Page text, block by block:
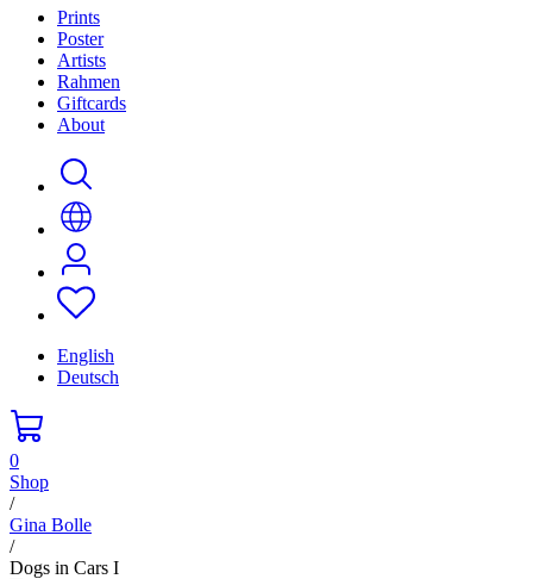
Prints
Poster
Artists
Rahmen
Giftcards
About
English
Deutsch
0
Shop
/
Gina Bolle
/
Dogs in Cars I